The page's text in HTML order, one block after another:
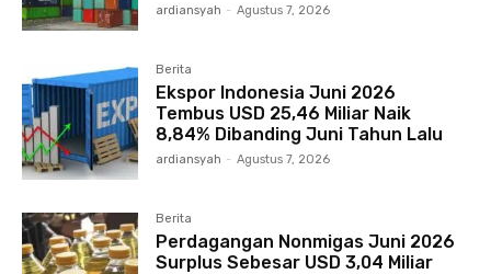
ardiansyah - Agustus 7, 2026
Berita
Ekspor Indonesia Juni 2026
Tembus USD 25,46 Miliar Naik
8,84% Dibanding Juni Tahun Lalu
ardiansyah - Agustus 7, 2026
Berita
Perdagangan Nonmigas Juni 2026
Surplus Sebesar USD 3,04 Miliar